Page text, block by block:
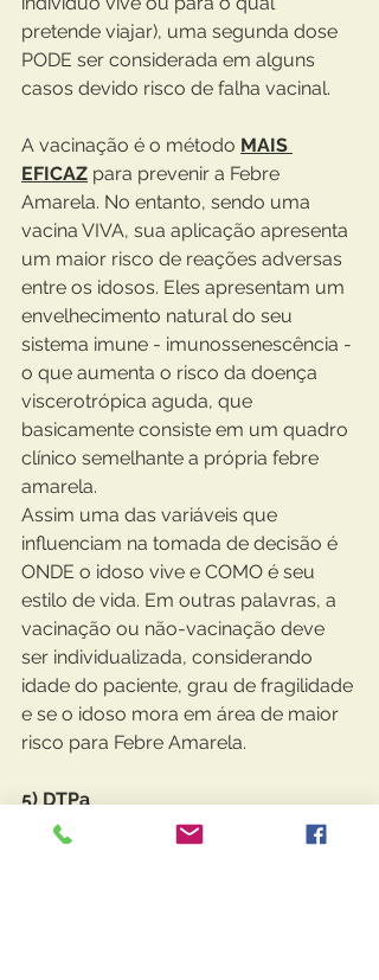
pretende viajar), uma segunda dose
PODE ser considerada em alguns
casos devido risco de falha vacinal.
A vacinação é o método MAIS
EFICAZ para prevenir a Febre
Amarela. No entanto, sendo uma
vacina VIVA, sua aplicação apresenta
um maior risco de reações adversas
entre os idosos. Eles apresentam um
envelhecimento natural do seu
sistema imune - imunossenescência -
o que aumenta o risco da doença
viscerotrópica aguda, que
basicamente consiste em um quadro
clínico semelhante a própria febre
amarela.
Assim uma das variáveis que
influenciam na tomada de decisão é
ONDE o idoso vive e COMO é seu
estilo de vida. Em outras palavras, a
vacinação ou não-vacinação deve
ser individualizada, considerando
idade do paciente, grau de fragilidade
e se o idoso mora em área de maior
risco para Febre Amarela.
5) DTPa
Esta vacina é utilizada para